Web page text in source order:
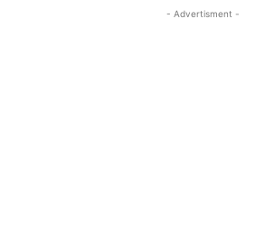
- Advertisment -